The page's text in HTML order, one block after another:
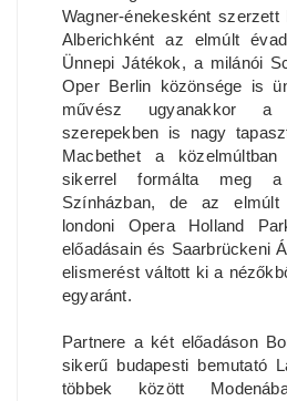
Wagner-énekesként
Alberichként az elmúlt
Ünnepi Játékok, a milánói
Oper Berlin közönsége is
művész ugyanakkor a
szerepekben is nagy
Macbethet a
sikerrel formálta meg
Színházban, de az
londoni Opera Holland
előadásain és Saarbrückeni
elismerést váltott ki a
egyaránt.
Partnere a két előadáson
sikerű budapesti bemutató
többek között